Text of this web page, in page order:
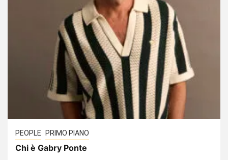
PEOPLE PRIMO PIANO
Chi è Gabry Ponte